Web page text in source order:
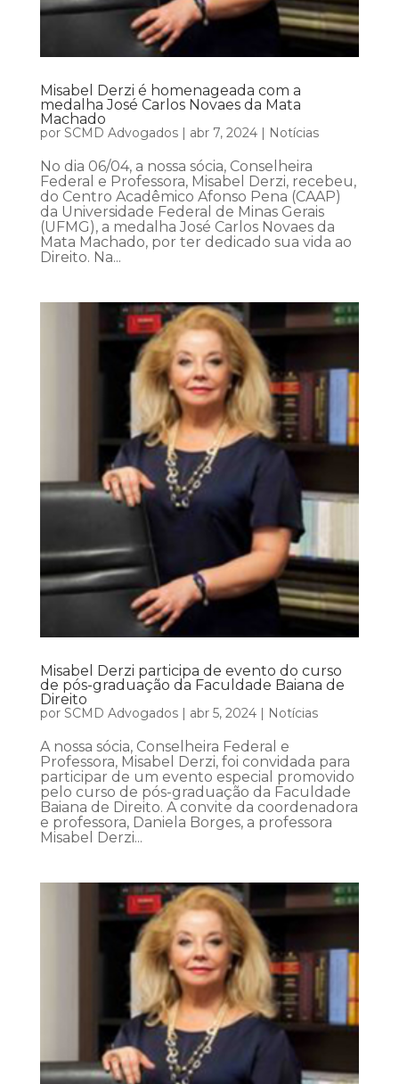
Misabel Derzi é homenageada com a
medalha José Carlos Novaes da Mata
Machado
por SCMD Advogados| abr 7, 2024| Notícias
No dia 06/04, a nossa sócia, Conselheira
Federal e Professora, Misabel Derzi, recebeu,
do Centro Acadêmico Afonso Pena (CAAP)
da Universidade Federal de Minas Gerais
(UFMG), a medalha José Carlos Novaes da
Mata Machado, por ter dedicado sua vida ao
Direito. Na...
Misabel Derzi participa de evento do curso
de pós-graduação da Faculdade Baiana de
Direito
por SCMD Advogados| abr 5, 2024| Notícias
A nossa sócia, Conselheira Federal e
Professora, Misabel Derzi, foi convidada para
participar de um evento especial promovido
pelo curso de pós-graduação da Faculdade
Baiana de Direito. A convite da coordenadora
e professora, Daniela Borges, a professora
Misabel Derzi...